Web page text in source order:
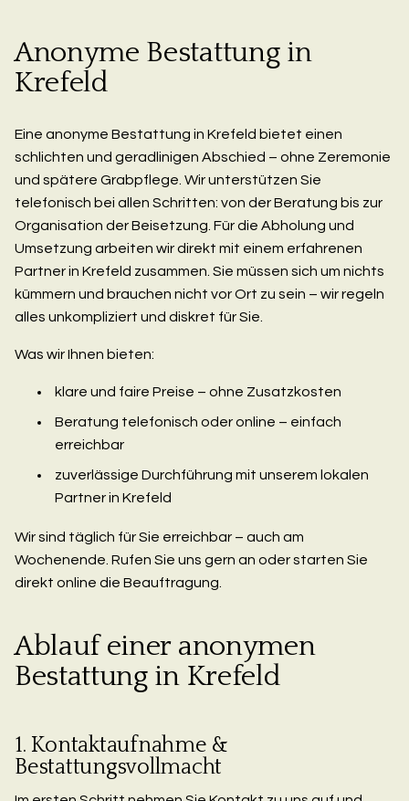
Anonyme Bestattung in
Krefeld
Eine anonyme Bestattung in Krefeld bietet einen
schlichten und geradlinigen Abschied – ohne Zeremonie
und spätere Grabpflege. Wir unterstützen Sie
telefonisch bei allen Schritten: von der Beratung bis zur
Organisation der Beisetzung. Für die Abholung und
Umsetzung arbeiten wir direkt mit einem erfahrenen
Partner in Krefeld zusammen. Sie müssen sich um nichts
kümmern und brauchen nicht vor Ort zu sein – wir regeln
alles unkompliziert und diskret für Sie.
Was wir Ihnen bieten:
klare und faire Preise – ohne Zusatzkosten
Beratung telefonisch oder online – einfach
erreichbar
zuverlässige Durchführung mit unserem lokalen
Partner in Krefeld
Wir sind täglich für Sie erreichbar – auch am
Wochenende. Rufen Sie uns gern an oder starten Sie
direkt online die Beauftragung.
Ablauf einer anonymen
Bestattung in Krefeld
1. Kontaktaufnahme &
Bestattungsvollmacht